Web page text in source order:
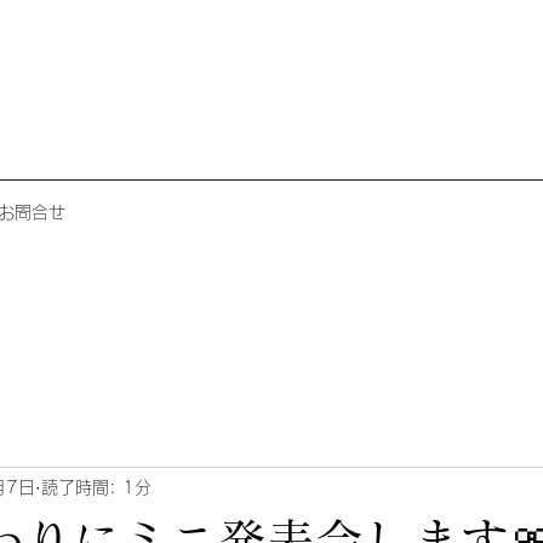
問合せ
日 読了時間: 1分